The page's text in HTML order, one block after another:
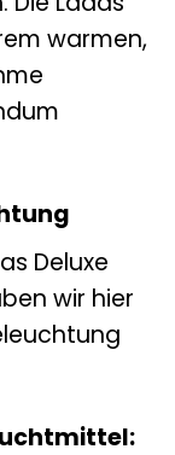
warmen,
Deluxe
wir hier